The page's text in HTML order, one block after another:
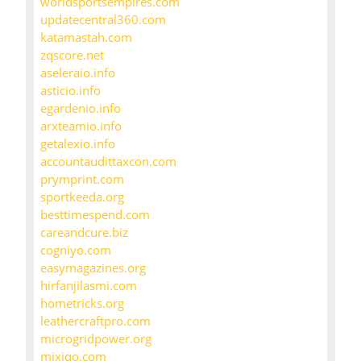
updatecentral360.com
katamastah.com
zqscore.net
aseleraio.info
asticio.info
egardenio.info
arxteamio.info
getalexio.info
accountaudittaxcon.com
prymprint.com
sportkeeda.org
besttimespend.com
careandcure.biz
cogniyo.com
easymagazines.org
hirfanjilasmi.com
hometricks.org
leathercraftpro.com
microgridpower.org
mixiqo.com